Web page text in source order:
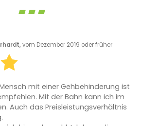
vom Dezember 2019 oder früher
mit einer Gehbehinderung ist
Mit der Bahn kann ich im
Auch das Preisleistungsverhältnis